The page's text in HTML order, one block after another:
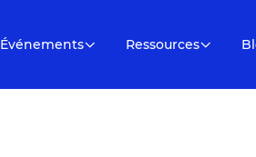
Événements Ressources